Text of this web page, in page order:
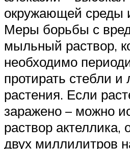
окружающей среды
Меры борьбы с
мыльный раствор,
необходимо
протирать стебли и
растения. Если
заражено – можно
раствор актеллика,
двух миллилитров